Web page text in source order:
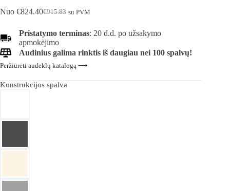
Nuo
€915.83
Pradinė
buvo:
€915.83.
€824.40Dabartinė
yra:
€824.40.
su PVM
Pristatymo terminas: 20 d.d. po užsakymo
apmokėjimo
Audinius galima rinktis iš daugiau nei 100 spalvų!
Peržiūrėti audeklų katalogą ⟶
Konstrukcijos spalva